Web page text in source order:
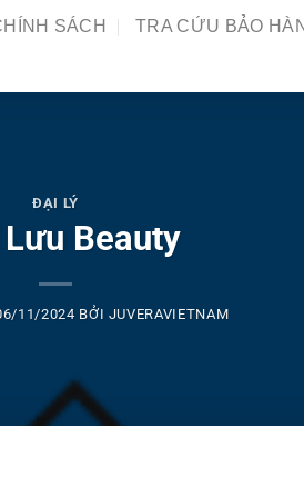
SÁCH TRA CỨU BẢO
ĐẠI LÝ
Beauty
11/2024 BỞI JUVERAVIETNAM